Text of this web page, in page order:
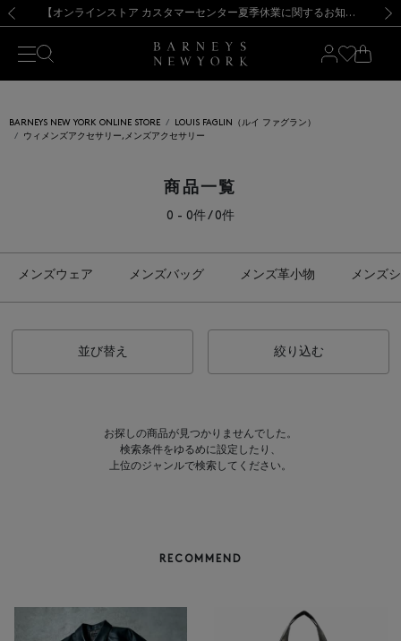
新規登録のお客様も対象！＜MY BARNEYS＞会員のお客様は11,000円（税込）以上のお買上げで常時送料無料！お買い物の際は会員登録を！
【夏季休業に伴う出荷一時停止のお知らせ】(2026.8.7) 【オンラインストア カスタマーセンター夏季休業に関するお知らせ】（2026.8.7）
【夏季休業に伴う返品・交換承り一時停止のお知らせ】（2026.8.5）
熊本県を中心とした地震の影響によるお荷物のお届けについて
【開催中】SUMMER SALEのご案内・ご注意事項 新規登録のお客様も対象！＜MY BARNEYS＞会員のお客様は11,000円（税込）以上のお買上げで常時送料無料！お買い物の際は会員登録を！
【夏季休業に伴う出荷一時停止のお知らせ】(2026.8.7)
BARNEYS NEW YORK ONLINE STORE
LOUIS FAGLIN（ルイ ファグラン）
ウィメンズアクセサリー,メンズアクセサリー
商品一覧
0 - 0件 / 0件
メンズウェア メンズバッグ メンズ革小物 メンズ
並び替え 絞り込む
お探しの商品が見つかりませんでした。
検索条件をゆるめに設定したり、
上位のジャンルで検索してください。
RECOMMEND